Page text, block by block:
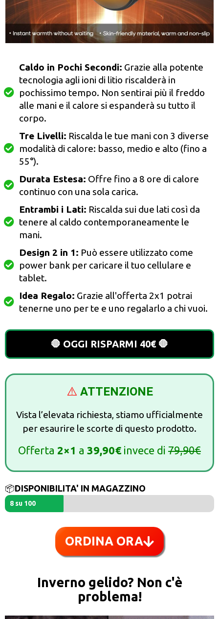
Caldo in Pochi Secondi: Grazie alla potente
tecnologia agli ioni di litio riscalderà in
pochissimo tempo. Non sentirai più il freddo
alle mani e il calore si espanderà su tutto il
corpo.
Tre Livelli: Riscalda le tue mani con 3 diverse
modalità di calore: basso, medio e alto (fino a
55°).
Durata Estesa: Offre fino a 8 ore di calore
continuo con una sola carica.
Entrambi i Lati: Riscalda sui due lati così da
tenere al caldo contemporaneamente le
mani.
Design 2 in 1: Può essere utilizzato come
power bank per caricare il tuo cellulare e
tablet.
Idea Regalo: Grazie all'offerta 2x1 potrai
tenerne uno per te e uno regalarlo a chi vuoi.
🛑 OGGI RISPARMI 40€ 🛑
⚠️ ATTENZIONE
Vista l’elevata richiesta, stiamo ufficialmente
per esaurire le scorte di questo prodotto.
Offerta 2×1 a 39,90€ invece di 79,90€
📦DISPONIBILITA' IN MAGAZZINO
8 su 100
ORDINA ORA
Inverno gelido? Non c'è
problema!